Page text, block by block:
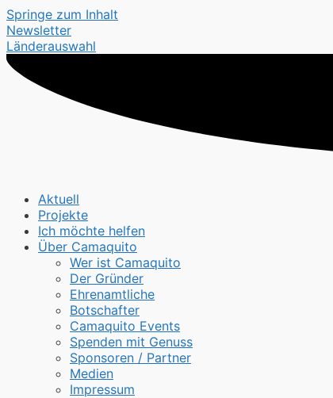
Springe zum Inhalt
Newsletter
Länderauswahl
Aktuell
Projekte
Ich möchte helfen
Über Camaquito
Wer ist Camaquito
Der Gründer
Ehrenamtliche
Botschafter
Camaquito Events
Spenden mit Genuss
Sponsoren / Partner
Medien
Impressum